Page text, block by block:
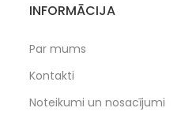
INFORMĀCIJA
Par mums
Kontakti
Noteikumi un nosacījumi